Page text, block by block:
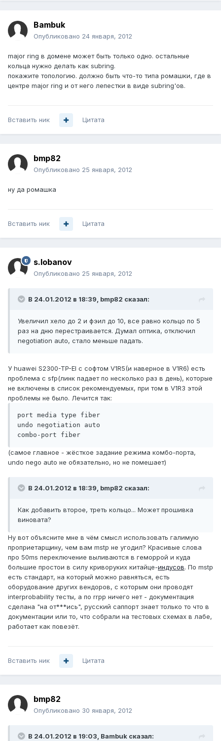
Bambuk
Опубликовано 24 января, 2012
major ring в домене может быть только одно. остальные
кольца нужно делать как subring.
покажите топологию. должно быть что-то типа ромашки, где в
центре major ring и от него лепестки в виде subring'ов.
Вставить ник Цитата
bmp82
Опубликовано 25 января, 2012
ну да ромашка
Вставить ник Цитата
s.lobanov
Опубликовано 25 января, 2012
В 24.01.2012 в 18:39, bmp82 сказал:
Увеличил хело до 2 и фэил до 10, все равно кольцо по 5
раз на дню перестраивается. Думал оптика, отключил
negotiation auto, стало меньше падать.
У huawei S2300-TP-EI с софтом V1R5(и наверное в V1R6) есть
проблема с sfp(линк падает по несколько раз в день), которые
не включены в список рекомендуемых, при том в V1R3 этой
проблемы не было. Лечится так:
port media type fiber
undo negotiation auto
combo-port fiber
(самое главное - жёсткое задание режима комбо-порта,
undo nego auto не обязательно, но не помешает)
В 24.01.2012 в 18:39, bmp82 сказал:
Как добавить второе, треть кольцо... Может прошивка
виновата?
Ну вот объясните мне в чём смысл использовать галимую
проприетарщину, чем вам mstp не угодил? Красивые слова
про 50ms переключение выливаются в геморрой и куда
большие простои в силу криворуких китайце-индусов. По mstp
есть стандарт, на который можно равняться, есть
оборудование других вендоров, с которым они проводят
interprobability тесты, а по rrpp ничего нет - документация
сделана "на от***ись", русский саппорт знает только то что в
документации или то, что собрали на тестовых схемах в лабе,
работает как повезёт.
Вставить ник Цитата
bmp82
Опубликовано 30 января, 2012
В 24.01.2012 в 19:03, Bambuk сказал: